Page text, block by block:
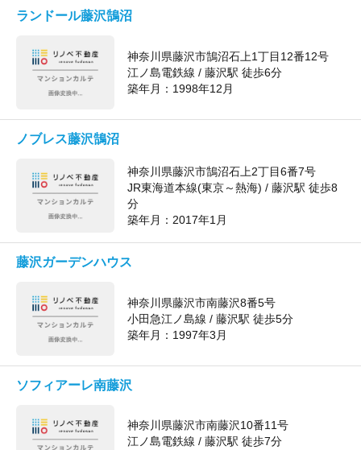
ランドール藤沢鵠沼
神奈川県藤沢市鵠沼石上1丁目12番12号
江ノ島電鉄線 / 藤沢駅 徒歩6分
築年月： 1998年12月
ノブレス藤沢鵠沼
神奈川県藤沢市鵠沼石上2丁目6番7号
JR東海道本線(東京～熱海) / 藤沢駅 徒歩8
分
築年月： 2017年1月
藤沢ガーデンハウス
神奈川県藤沢市南藤沢8番5号
小田急江ノ島線 / 藤沢駅 徒歩5分
築年月： 1997年3月
ソフィアーレ南藤沢
神奈川県藤沢市南藤沢10番11号
江ノ島電鉄線 / 藤沢駅 徒歩7分